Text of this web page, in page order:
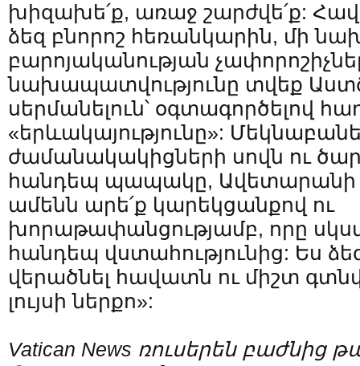
խիզախե՛ք, առաջ շարժվե՛ք:
ձեզ բնորոշ հեռանկարին, մի
բարոյականության
նախապատվությունը տվեք
սերմանելուն՝ օգտագործելով
«երևակայությունը»:
ժամանակակիցների սովն ու
հանդեպ պապակը, Ավետարանի
ամենն արե՛ք կարեկցանքով ու
խորաթափանցությամբ, որը
հանդեպ վստահությունից: Ես
վերածնել հավատն ու միշտ
լույսի ներքո»:
Vatican News ռուսերեն բաժնից